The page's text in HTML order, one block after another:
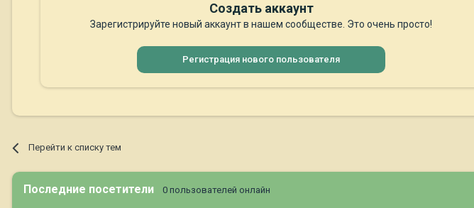
Создать аккаунт
Зарегистрируйте новый аккаунт в нашем сообществе. Это очень просто!
Регистрация нового пользователя
Перейти к списку тем
Последние посетители 0 пользователей онлайн